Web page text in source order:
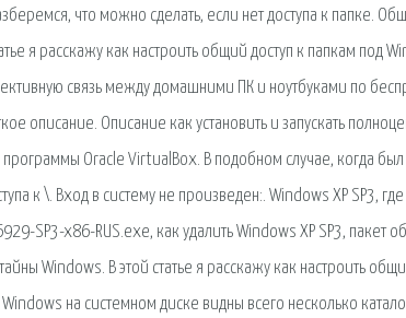
что можно сделать, если нет доступа к папке.
я расскажу как настроить общий доступ к папкам под
связь между домашними ПК и ноутбуками по
описание. Описание как установить и запускать
Oracle VirtualBox. В подобном случае, когда был
к \. Вход в систему не произведен:. Windows XP SP3, где
SP3-x86-RUS.exe, как удалить Windows XP SP3, пакет
Windows. В этой статье я расскажу как настроить
на системном диске видны всего несколько